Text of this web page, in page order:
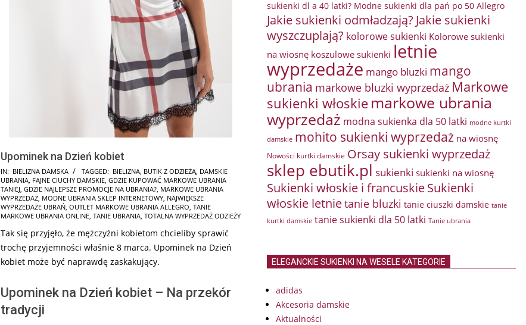
Upominek na Dzień kobiet
2026-
02-
18
IN: BIELIZNA DAMSKA TAGGED: BIELIZNA, BUTIK Z ODZIEŻĄ, DAMSKIE
UBRANIA, FAJNE CIUCHY DAMSKIE, GDZIE KUPOWAĆ MARKOWE UBRANIA
TANIEJ, GDZIE NAJLEPSZE PROMOCJE NA UBRANIA?, MARKOWE UBRANIA
WYPRZEDAŻ, MODNE UBRANIA SKLEP INTERNETOWY, NAJWIĘKSZE
WYPRZEDAŻE UBRAŃ, OUTLET MARKOWE UBRANIA ALLEGRO, TANIE
MARKOWE UBRANIA ONLINE, TANIE UBRANIA, TOTALNA WYPRZEDAŻ ODZIEŻY
Tak się przyjęło, że mężczyźni kobietom chcieliby sprawić
trochę przyjemności właśnie 8 marca. Upominek na Dzień
kobiet może być naprawdę zaskakujący.
Upominek na Dzień kobiet – Na przekór
tradycji
sukienki dl a 40 latki? Modne sukienki dla pań po 50 Allegro
Jakie sukienki odmładzają? Jakie sukienki
wyszczuplają? kolorowe sukienki Kolorowe sukienki
na wiosnę koszulowe sukienki letnie
wyprzedaże mango bluzki mango
ubrania markowe bluzki wyprzedaż Markowe
sukienki włoskie markowe ubrania
wyprzedaż modna sukienka dla 50 latki modne kurtki
damskie mohito sukienki wyprzedaż na wiosnę
Nowości kurtki damskie Orsay sukienki wyprzedaż
sklep ebutik.pl sukienki sukienki na wiosnę
Sukienki włoskie i francuskieSukienki
włoskie letnietanie bluzki tanie ciuszki damskie tanie
kurtki damskie tanie sukienki dla 50 latki Tanie ubrania
ELEGANCKIE SUKIENKI NA WESELE KATEGORIE
adidas
Akcesoria damskie
Aktualności